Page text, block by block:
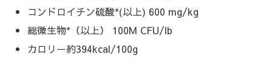
コンドロイチン硫酸*(以上) 600 mg/kg
総微生物*（以上） 100M CFU/lb
カロリー約394kcal/100g